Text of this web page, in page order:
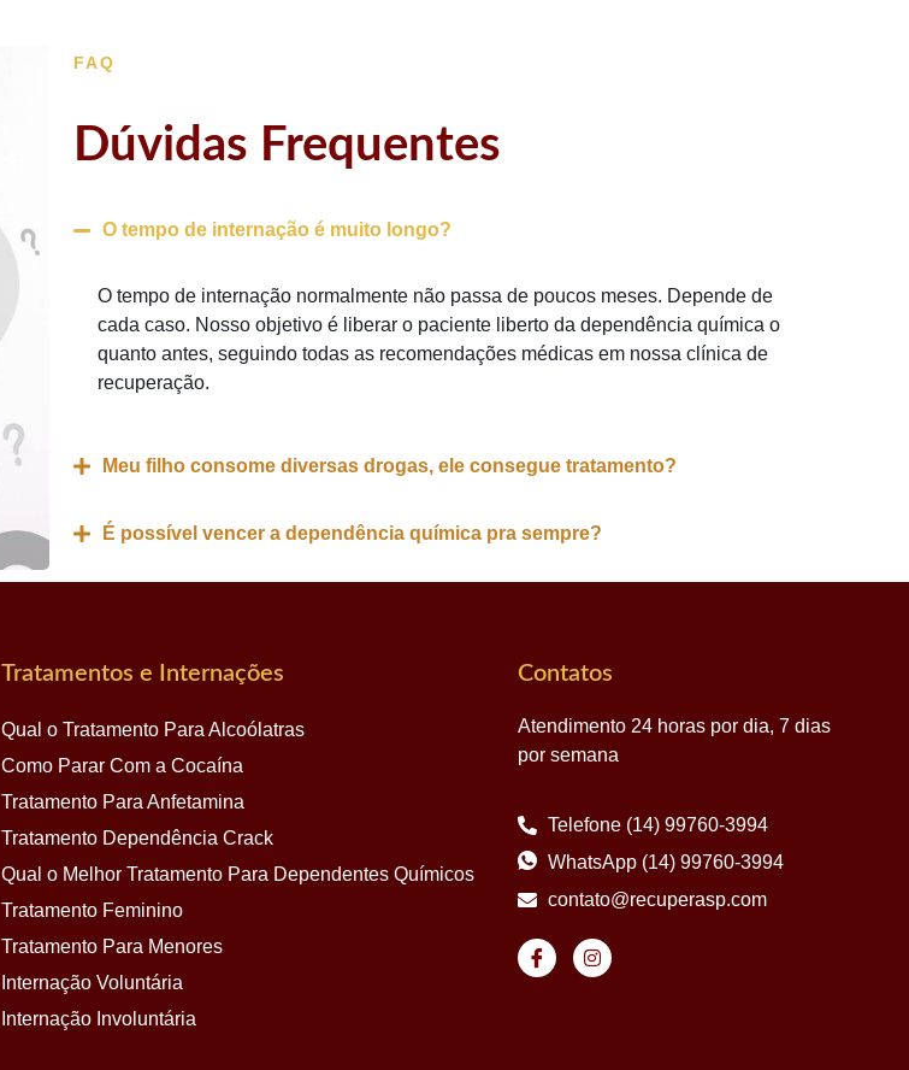
FAQ
Dúvidas Frequentes
O tempo de internação é muito longo?
O tempo de internação normalmente não passa de poucos meses. Depende de
cada caso. Nosso objetivo é liberar o paciente liberto da dependência química o
quanto antes, seguindo todas as recomendações médicas em nossa clínica de
recuperação.
Meu filho consome diversas drogas, ele consegue tratamento?
É possível vencer a dependência química pra sempre?
Tratamentos e Internações
Qual o Tratamento Para Alcoólatras
Como Parar Com a Cocaína
Tratamento Para Anfetamina
Tratamento Dependência Crack
Qual o Melhor Tratamento Para Dependentes Químicos
Tratamento Feminino
Tratamento Para Menores
Internação Voluntária
Internação Involuntária
Contatos
Atendimento 24 horas por dia, 7 dias
por semana
Telefone (14) 99760-3994
WhatsApp (14) 99760-3994
contato@recuperasp.com